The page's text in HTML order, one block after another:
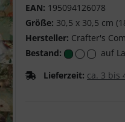
EAN: 195094126078
Größe: 30,5 x 30,5 cm
Hersteller: Crafter's
Bestand:
auf
Lieferzeit: ca. 3 bis